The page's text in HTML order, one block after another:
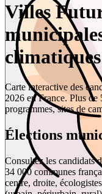
Villes
climatiques
Carte interactive des
2026 en France. Plus de
programmes, sites de
Élections
Consultez les candidats
34 000 communes
centre, droite,